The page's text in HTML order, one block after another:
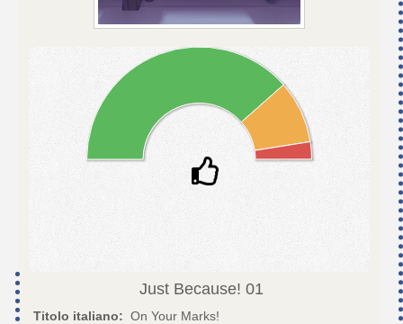
Just Because! 01
Titolo italiano: On Your Marks!